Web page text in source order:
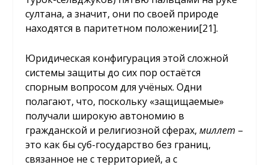
султана, а значит, они по своей природе
находятся в паритетном положении[21].
Юридическая конфигурация этой сложной
системы защиты до сих пор остаётся
спорным вопросом для учёных. Одни
полагают, что, поскольку «защищаемые»
получали широкую автономию в
гражданской и религиозной сферах,миллет –
это как бы суб-государство без границ,
связанное не с территорией, а с